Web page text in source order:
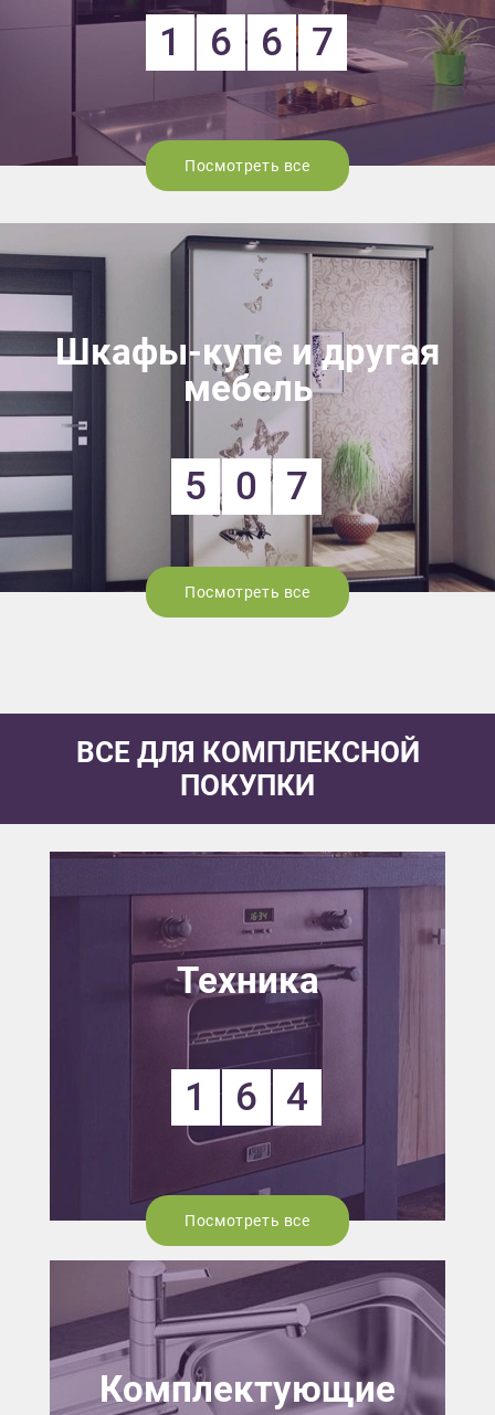
1 6 6 7
Посмотреть все
Шкафы-купе и другая
мебель
5 0 7
Посмотреть все
ВСЕ ДЛЯ КОМПЛЕКСНОЙ
ПОКУПКИ
Техника
1 6 4
Посмотреть все
Комплектующие